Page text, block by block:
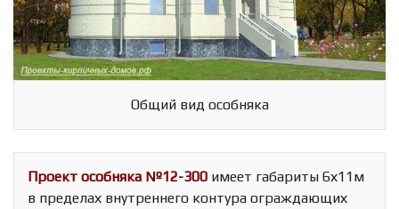
Общий вид особняка
Проект особняка №12-300 имеет габариты 6х11м
в пределах внутреннего контура ограждающих